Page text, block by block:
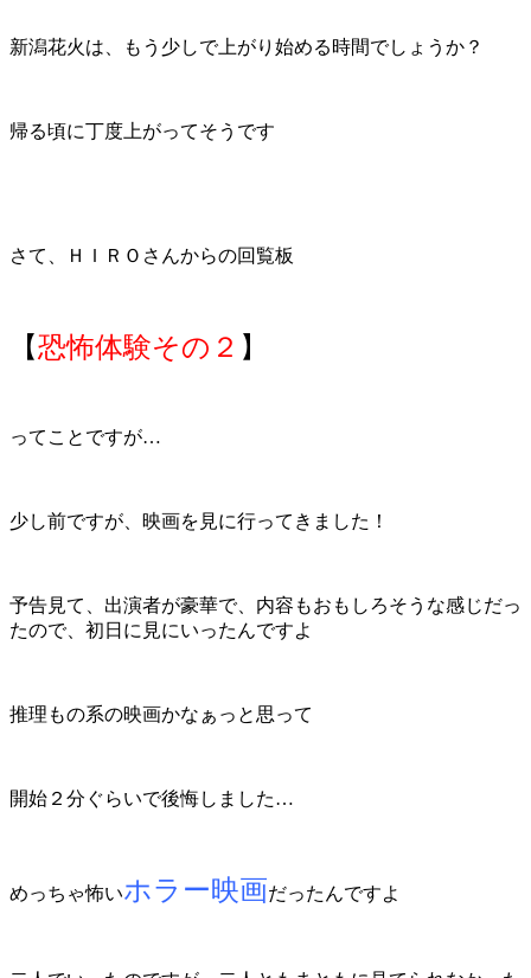
新潟花火は、もう少しで上がり始める時間でしょうか？
帰る頃に丁度上がってそうです
さて、ＨＩＲＯさんからの回覧板
【恐怖体験その２ 】
ってことですが…
少し前ですが、映画を見に行ってきました！
予告見て、出演者が豪華で、内容もおもしろそうな感じだっ
たので、初日に見にいったんですよ
推理もの系の映画かなぁっと思って
開始２分ぐらいで後悔しました…
めっちゃ怖いホラー映画だったんですよ